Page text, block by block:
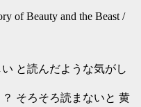
of Beauty and the Beast /
と読んだような気がし
そろそろ読まないと 黄